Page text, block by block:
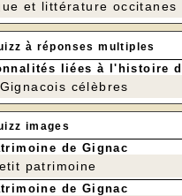
et littérature occitanes
à réponses multiples
liées à l'histoire
célèbres
images
de Gignac
patrimoine
de Gignac